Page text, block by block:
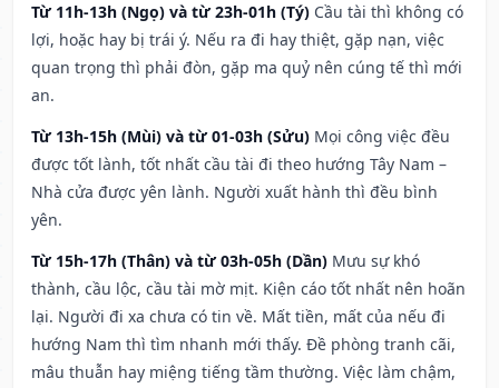
Từ 11h-13h (Ngọ) và từ 23h-01h (Tý) Cầu tài thì không có
lợi, hoặc hay bị trái ý. Nếu ra đi hay thiệt, gặp nạn, việc
quan trọng thì phải đòn, gặp ma quỷ nên cúng tế thì mới
an.
Từ 13h-15h (Mùi) và từ 01-03h (Sửu) Mọi công việc đều
được tốt lành, tốt nhất cầu tài đi theo hướng Tây Nam –
Nhà cửa được yên lành. Người xuất hành thì đều bình
yên.
Từ 15h-17h (Thân) và từ 03h-05h (Dần) Mưu sự khó
thành, cầu lộc, cầu tài mờ mịt. Kiện cáo tốt nhất nên hoãn
lại. Người đi xa chưa có tin về. Mất tiền, mất của nếu đi
hướng Nam thì tìm nhanh mới thấy. Đề phòng tranh cãi,
mâu thuẫn hay miệng tiếng tầm thường. Việc làm chậm,